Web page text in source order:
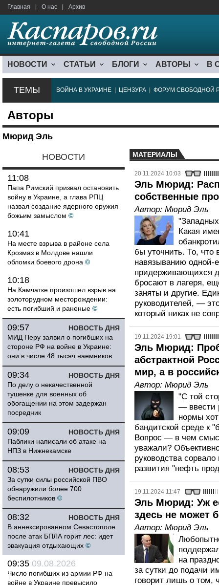
Главная О нас Архив
НОВОСТИ СТАТЬИ БЛОГИ АВТОРЫ В
ТЕМЫ ВОЙНА В УКРАИНЕ ЦЕНЗУРА ФОРУМ СВОБОДНОЙ
Авторы
Мюрид Эль
НОВОСТИ
11:08
Папа Римский призвал остановить
войну в Украине, а глава РПЦ
назвал создание ядерного оружия
божьим замыслом ©
10:41
На месте взрыва в районе села
Крозмаз в Молдове нашли
обломки боевого дрона ©
10:18
На Камчатке произошел взрыв на
золоторудном месторождении:
есть погибший и раненые ©
НОВОСТЬ ДНЯ
09:57
МИД Перу заявил о погибших на
стороне РФ на войне в Украине:
они в числе 48 тысяч наемников
НОВОСТЬ ДНЯ
09:34
По делу о некачественной
тушенке для военных об
обогащении на этом задержан
посредник
НОВОСТЬ ДНЯ
09:09
Паблики написали об атаке на
НПЗ в Нижнекамске
НОВОСТЬ ДНЯ
08:53
За сутки силы российской ПВО
обнаружили более 700
беспилотников ©
НОВОСТЬ ДНЯ
08:32
В аннексированном Севастополе
после атак БПЛА горит лес: идет
эвакуация отдыхающих ©
09:35 09.08.2026
Число погибших из армии РФ на
войне в Украине превысило
МАТЕРИАЛЫ
20.11.2024 10:03
Эль Мюрид:
собственные
Автор: Мюрид Эль
Какая
бы уточнить. То, что
навязыванию одной-
придерживающихся
бросают в лагеря,
заняты и другие.
руководителей, —
который никак не
19.11.2024 19:01
Эль Мюрид:
абстрактной
мир, а в
Автор: Мюрид Эль
"С той
— ввести
нормы
бандитской среде к
Вопрос — в чем
уважали?
руководства
развития "нефть
19.11.2024 11:47
Эль Мюрид: Уж
здесь не может
Автор: Мюрид Эль
на
за сутки до подачи
говорит лишь о том,